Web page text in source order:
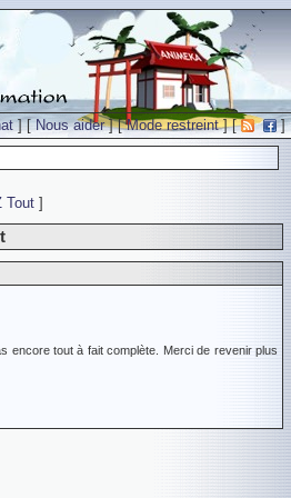
] [Nous aider] [Mode restreint] [ ]
Tout ]
encore tout à fait complète. Merci de revenir plus